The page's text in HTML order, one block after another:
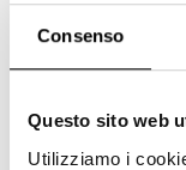
Consenso
Questo sito web
Utilizziamo i